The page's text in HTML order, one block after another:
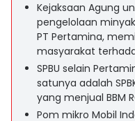
Kejaksaan Agung
pengelolaan
PT Pertamina,
masyarakat
SPBU selain
satunya adalah
yang menjual BBM
Pom mikro Mobil